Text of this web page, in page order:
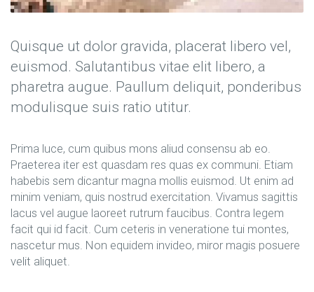
Quisque ut dolor gravida, placerat libero vel,
euismod. Salutantibus vitae elit libero, a
pharetra augue. Paullum deliquit, ponderibus
modulisque suis ratio utitur.
Prima luce, cum quibus mons aliud consensu ab eo.
Praeterea iter est quasdam res quas ex communi. Etiam
habebis sem dicantur magna mollis euismod. Ut enim ad
minim veniam, quis nostrud exercitation. Vivamus sagittis
lacus vel augue laoreet rutrum faucibus. Contra legem
facit qui id facit. Cum ceteris in veneratione tui montes,
nascetur mus. Non equidem invideo, miror magis posuere
velit aliquet.